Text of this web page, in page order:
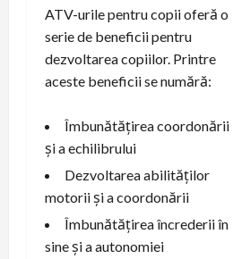
ATV-urile pentru copii oferă o
serie de beneficii pentru
dezvoltarea copiilor. Printre
aceste beneficii se numără:
Îmbunătățirea coordonării
și a echilibrului
Dezvoltarea abilităților
motorii și a coordonării
Îmbunătățirea încrederii în
sine și a autonomiei